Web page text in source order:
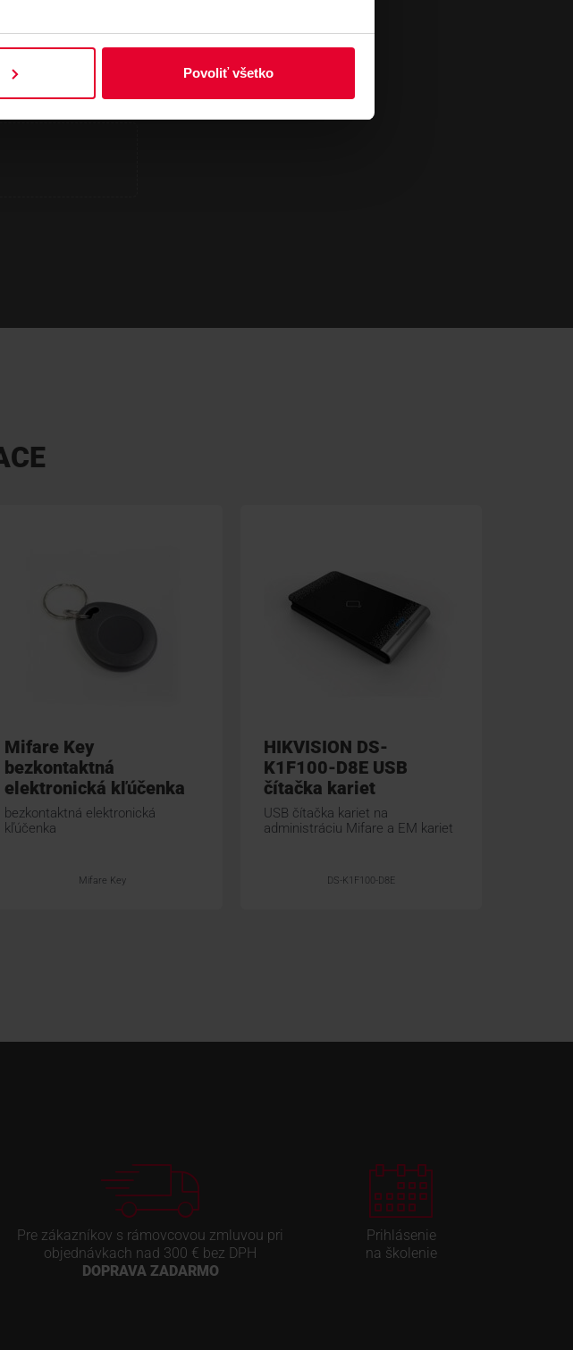
Povoliť všetko
NÁVODY
Mifare Key
bezkontaktná
elektronická kľúčenka
bezkontaktná elektronická
kľúčenka
Mifare Key
HIKVISION DS-
K1F100-D8E USB
čítačka kariet
USB čítačka kariet na
administráciu Mifare a EM kariet
DS-K1F100-D8E
Pre zákazníkov s rámovcovou zmluvou pri
objednávkach nad 300 € bez DPH
DOPRAVA ZADARMO
Prihlásenie
na školenie